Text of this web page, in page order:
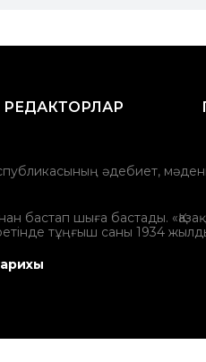
РЕДАКТОРЛАР
әдебиет,
бастап шыға бастады. «Қазақ
тұңғыш саны 1934